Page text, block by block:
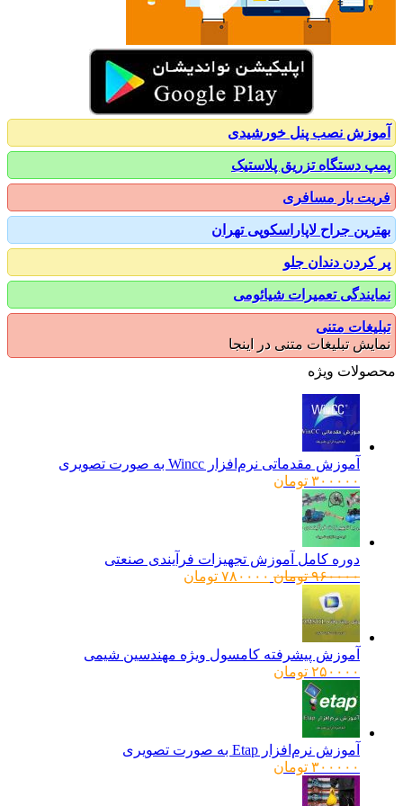
نصب پنل خورشیدی
دستگاه تزریق پلاستیک
بار مسافری
جراح لاپاراسکوپی تهران
دندان جلو
تعمیرات شیائومی
متنی
تبلیغات متنی در اینجا
ویژه
آموزش مقدماتی نرم‌افزار Wincc به صورت تصویری
۳۰۰۰۰۰ تومان
دوره کامل آموزش تجهیزات فرآیندی صنعتی
۹۶۰۰۰۰ تومانقیمت
۷۸۰۰۰۰ تومانقیمت
آموزش پیشرفته کامسول ویژه مهندسین شیمی
۲۵۰۰۰۰ تومان
آموزش نرم‌افزار Etap به صورت تصویری
۳۰۰۰۰۰ تومان